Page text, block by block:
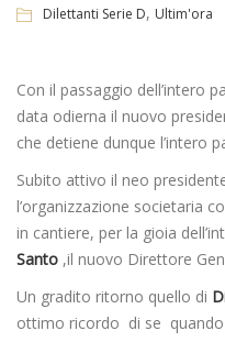
Dilettanti Serie D, Ultim'ora
Con il passaggio dell’intero
data odierna il nuovo
che detiene dunque l’intero
Subito attivo il neo
l’organizzazione societaria
in cantiere, per la gioia
Santo ,il nuovo Direttore
Un gradito ritorno quello di
ottimo ricordo di se quando